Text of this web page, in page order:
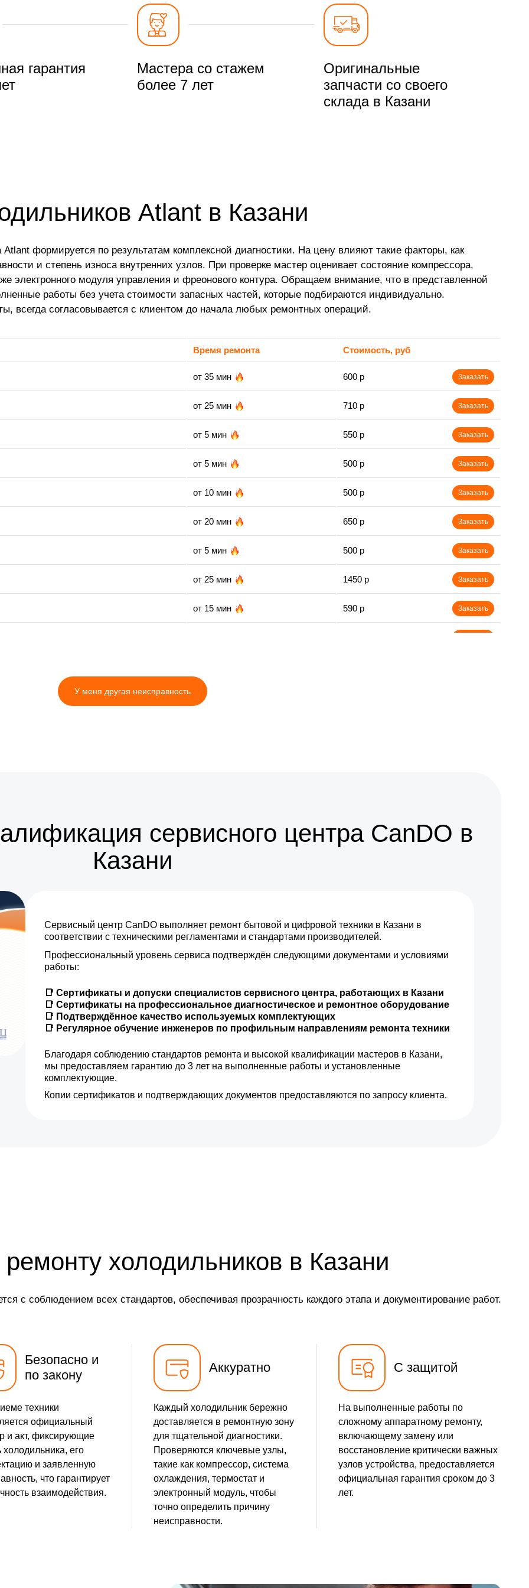
гарантия
Мастера со стажем
более 7 лет
Оригинальные
запчасти со своего
склада в Казани
Atlant в Казани
формируется по результатам комплексной диагностики. На цену влияют такие факторы, как
и степень износа внутренних узлов. При проверке мастер оценивает состояние компрессора,
электронного модуля управления и фреонового контура. Обращаем внимание, что в представленной
работы без учета стоимости запасных частей, которые подбираются индивидуально.
всегда согласовывается с клиентом до начала любых ремонтных операций.
Время ремонта Стоимость, руб
от 35 мин 600 р Заказать
от 25 мин 710 р Заказать
от 5 мин 550 р Заказать
от 5 мин 500 р Заказать
от 10 мин 500 р Заказать
от 20 мин 650 р Заказать
от 5 мин 500 р Заказать
от 25 мин 1450 р Заказать
от 15 мин 590 р Заказать
от 35 мин
от 30 мин 500 р Заказать
У меня другая неисправность
сервисного центра CanDO в
Казани
Сервисный центр CanDO выполняет ремонт бытовой и цифровой техники в Казани в
соответствии с техническими регламентами и стандартами производителей.
Профессиональный уровень сервиса подтверждён следующими документами и условиями
работы:
📑 Сертификаты и допуски специалистов сервисного центра, работающих в Казани
📑 Сертификаты на профессиональное диагностическое и ремонтное оборудование
📑 Подтверждённое качество используемых комплектующих
📑 Регулярное обучение инженеров по профильным направлениям ремонта техники
Благодаря соблюдению стандартов ремонта и высокой квалификации мастеров в Казани,
мы предоставляем гарантию до 3 лет на выполненные работы и установленные
комплектующие.
Копии сертификатов и подтверждающих документов предоставляются по запросу клиента.
холодильников в Казани
с соблюдением всех стандартов, обеспечивая прозрачность каждого этапа и документирование работ.
Безопасно и
по закону
техники
официальный
и акт, фиксирующие
холодильника, его
и заявленную
что гарантирует
взаимодействия.
Аккуратно
Каждый холодильник бережно
доставляется в ремонтную зону
для тщательной диагностики.
Проверяются ключевые узлы,
такие как компрессор, система
охлаждения, термостат и
электронный модуль, чтобы
точно определить причину
неисправности.
С защитой
На выполненные работы по
сложному аппаратному ремонту,
включающему замену или
восстановление критически важных
узлов устройства, предоставляется
официальная гарантия сроком до 3
лет.